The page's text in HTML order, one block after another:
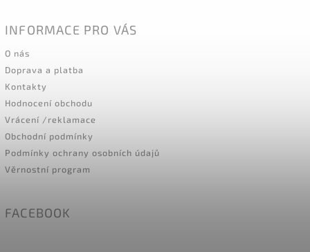
INFORMACE PRO VÁS
O nás
Doprava a platba
Kontakty
Hodnocení obchodu
Vrácení /reklamace
Obchodní podmínky
Podmínky ochrany osobních údajů
Věrnostní program
FACEBOOK